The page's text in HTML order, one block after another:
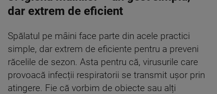
dar extrem de eficient
Spălatul pe mâini face parte din acele practici
simple, dar extrem de eficiente pentru a preveni
răcelile de sezon. Asta pentru că, virusurile care
provoacă infecții respiratorii se transmit ușor prin
atingere. Fie că vorbim de obiecte sau alți